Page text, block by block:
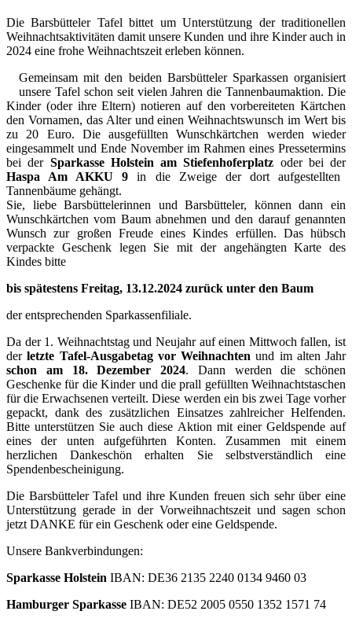
Die Barsbütteler Tafel bittet um Unterstützung der traditionellen
Weihnachtsaktivitäten damit unsere Kunden und ihre Kinder auch in
2024 eine frohe Weihnachtszeit erleben können.
Gemeinsam mit den beiden Barsbütteler Sparkassen organisiert
unsere Tafel schon seit vielen Jahren die Tannenbaumaktion. Die
Kinder (oder ihre Eltern) notieren auf den vorbereiteten Kärtchen
den Vornamen, das Alter und einen Weihnachtswunsch im Wert bis
zu 20 Euro. Die ausgefüllten Wunschkärtchen werden wieder
eingesammelt und Ende November im Rahmen eines Pressetermins
bei der Sparkasse Holstein am Stiefenhoferplatz oder bei der
Haspa Am AKKU 9 in die Zweige der dort aufgestellten
Tannenbäume gehängt.
Sie, liebe Barsbüttelerinnen und Barsbütteler, können dann ein
Wunschkärtchen vom Baum abnehmen und den darauf genannten
Wunsch zur großen Freude eines Kindes erfüllen. Das hübsch
verpackte Geschenk legen Sie mit der angehängten Karte des
Kindes bitte
bis spätestens Freitag, 13.12.2024 zurück unter den Baum
der entsprechenden Sparkassenfiliale.
Da der 1. Weihnachtstag und Neujahr auf einen Mittwoch fallen, ist
derletzte Tafel-Ausgabetag vor Weihnachten und im alten Jahr
schon am 18. Dezember 2024. Dann werden die schönen
Geschenke für die Kinder und die prall gefüllten Weihnachtstaschen
für die Erwachsenen verteilt. Diese werden ein bis zwei Tage vorher
gepackt, dank des zusätzlichen Einsatzes zahlreicher Helfenden.
Bitte unterstützen Sie auch diese Aktion mit einer Geldspende auf
eines der unten aufgeführten Konten. Zusammen mit einem
herzlichen Dankeschön erhalten Sie selbstverständlich eine
Spendenbescheinigung.
Die Barsbütteler Tafel und ihre Kunden freuen sich sehr über eine
Unterstützung gerade in der Vorweihnachtszeit und sagen schon
jetzt DANKE für ein Geschenk oder eine Geldspende.
Unsere Bankverbindungen:
Sparkasse Holstein IBAN: DE36 2135 2240 0134 9460 03
Hamburger Sparkasse IBAN: DE52 2005 0550 1352 1571 74